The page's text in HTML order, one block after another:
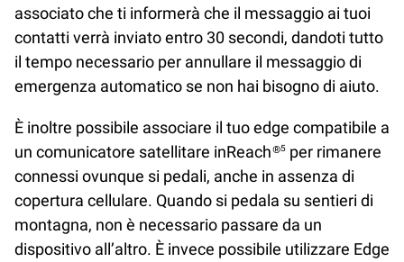
associato che ti informerà che il messaggio ai tuoi
contatti verrà inviato entro 30 secondi, dandoti tutto
il tempo necessario per annullare il messaggio di
emergenza automatico se non hai bisogno di aiuto.
È inoltre possibile associare il tuo edge compatibile a
un comunicatore satellitare inReach®5 per rimanere
connessi ovunque si pedali, anche in assenza di
copertura cellulare. Quando si pedala su sentieri di
montagna, non è necessario passare da un
dispositivo all’altro. È invece possibile utilizzare Edge